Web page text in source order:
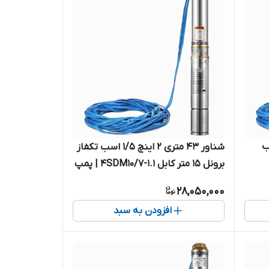
۲ اسب
شناور ۴۳ متری ۲ اینچ ۱/۵ اسب تکفاز
برونل ۱۵ متر کابل 4SDM10/7-1.1 | پمپ
تک فاز ( ۴۵ متر )
28,050,000
افزودن به سبد